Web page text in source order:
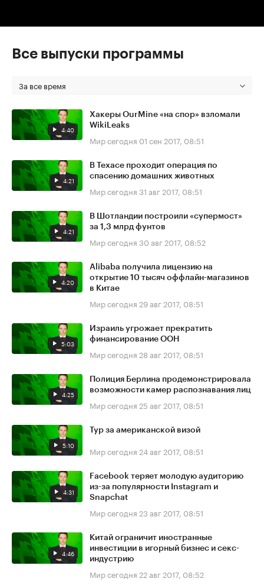
Все выпуски программы
За все время
4:40
Хакеры OurMine «на спор» взломали
WikiLeaks
Мир сегодня 01 сен 2017, 08:51
4:21
В Техасе проходит операция по
спасению домашних животных
Мир сегодня 31 авг 2017, 08:51
4:21
В Шотландии построили «супермост»
за 1,3 млрд фунтов
Мир сегодня 30 авг 2017, 08:52
4:20
Alibaba получила лицензию на
открытие 10 тысяч оффлайн-магазинов
в Китае
Мир сегодня 29 авг 2017, 08:51
5:03
Израиль угрожает прекратить
финансирование ООН
Мир сегодня 28 авг 2017, 08:51
4:25
Полиция Берлина продемонстрировала
возможности камер распознавания лиц
Мир сегодня 25 авг 2017, 08:51
5:10
Тур за американской визой
Мир сегодня 24 авг 2017, 08:51
4:31
Facebook теряет молодую аудиторию
из-за популярности Instagram и
Snapchat
Мир сегодня 23 авг 2017, 08:51
4:46
Китай ограничит иностранные
инвестиции в игорный бизнес и секс-
индустрию
Мир сегодня 22 авг 2017, 08:52